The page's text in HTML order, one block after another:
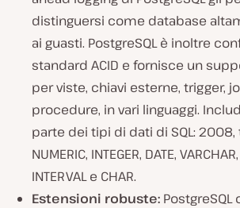
distinguersi come database
ai guasti. PostgreSQL è inoltre
standard ACID e fornisce un
per viste, chiavi esterne, trigger,
procedure, in vari linguaggi.
parte dei tipi di dati di SQL: 2008,
NUMERIC, INTEGER, DATE,
INTERVAL e CHAR.
Estensioni robuste: